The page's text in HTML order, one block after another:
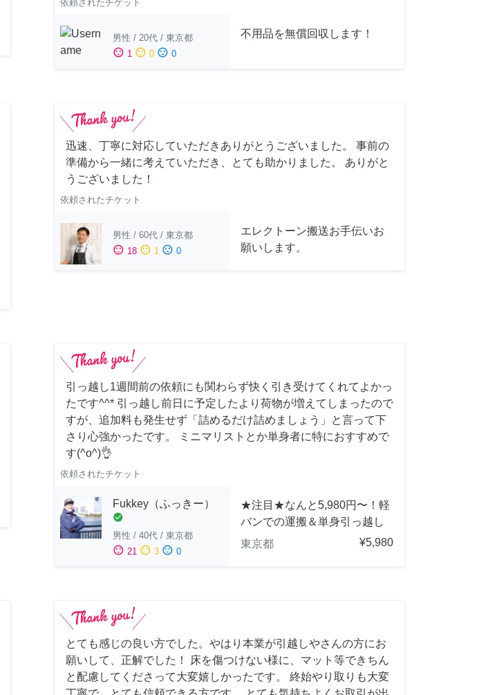
依頼されたチケット
男性 / 20代 / 東京都
sentiment_satisfied 1 sentiment_neutral 0 sentiment_dissatisfied 0
不用品を無償回収します！
迅速、丁寧に対応していただきありがとうございました。 事前の
準備から一緒に考えていただき、とても助かりました。 ありがと
うございました！
依頼されたチケット
男性 / 60代 / 東京都
sentiment_satisfied 18 sentiment_neutral 1 sentiment_dissatisfied 0
エレクトーン搬送お手伝いお
願いします。
引っ越し1週間前の依頼にも関わらず快く引き受けてくれてよかっ
たです^^* 引っ越し前日に予定したより荷物が増えてしまったので
すが、追加料も発生せず「詰めるだけ詰めましょう」と言って下
さり心強かったです。 ミニマリストとか単身者に特におすすめで
す(^o^)👌
依頼されたチケット
Fukkey（ふっきー）
check_circle
男性 / 40代 / 東京都
sentiment_satisfied 21 sentiment_neutral 3 sentiment_dissatisfied 0
★注目★なんと5,980円〜！軽
バンでの運搬＆単身引っ越し
東京都
¥5,980
とても感じの良い方でした。やはり本業が引越しやさんの方にお
願いして、正解でした！ 床を傷つけない様に、マット等できちん
と配慮してくださって大変嬉しかったです。 終始やり取りも大変